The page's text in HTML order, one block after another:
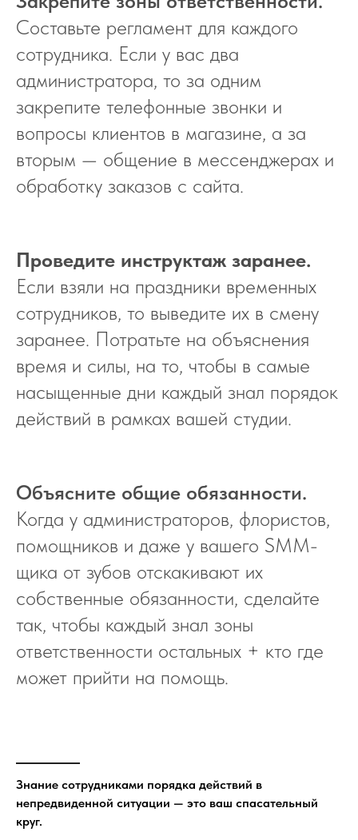
Составьте регламент для каждого
сотрудника. Если у вас два
администратора, то за одним
закрепите телефонные звонки и
вопросы клиентов в магазине, а за
вторым — общение в мессенджерах и
обработку заказов с сайта.
Проведите инструктаж заранее.
Если взяли на праздники временных
сотрудников, то выведите их в смену
заранее. Потратьте на объяснения
время и силы, на то, чтобы в самые
насыщенные дни каждый знал порядок
действий в рамках вашей студии.
Объясните общие обязанности.
Когда у администраторов, флористов,
помощников и даже у вашего SMM-
щика от зубов отскакивают их
собственные обязанности, сделайте
так, чтобы каждый знал зоны
ответственности остальных + кто где
может прийти на помощь.
Знание сотрудниками порядка действий в
непредвиденной ситуации — это ваш спасательный
круг.